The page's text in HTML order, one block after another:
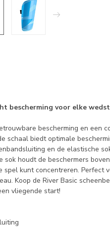
bescherming voor elke
bescherming en een
schaal biedt optimale
en de elastische
houdt de beschermers
kunt concentreren. Perfect
Koop de River Basic
vliegende start!